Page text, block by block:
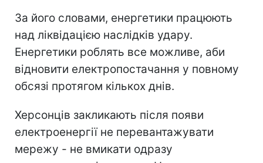
За його словами, енергетики працюють
над ліквідацією наслідків удару.
Енергетики роблять все можливе, аби
відновити електропостачання у повному
обсязі протягом кількох днів.
Херсонців закликають після появи
електроенергії не перевантажувати
мережу - не вмикати одразу